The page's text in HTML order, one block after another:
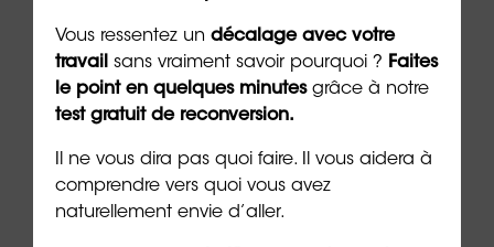
d’hygiène strictes et nombreux dossiers de patients
à gérer). Des qualités relationnelles sont également
nécessaires, car un assistant dentaire accueille les
patients. Et il doit parfois les aider à se détendre
afin de faciliter l’intervention du dentiste.
Comment mobiliser votre
Vous ressentez un décalage avec votre
travail sans vraiment savoir pourquoi ? Faites
le point en quelques minutesgrâce à notre
test gratuit de reconversion.
Il ne vous dira pas quoi faire. Il vous aidera à
comprendre vers quoi vous avez
naturellement envie d’aller.